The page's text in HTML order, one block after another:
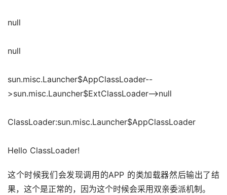
null
null
sun.misc.Launcher$AppClassLoader--
>sun.misc.Launcher$ExtClassLoader-->null
ClassLoader:sun.misc.Launcher$AppClassLoader
Hello ClassLoader!
这个时候我们会发现调用的APP 的类加载器然后输出了结
果，这个是正常的，因为这个时候会采用双亲委派机制。